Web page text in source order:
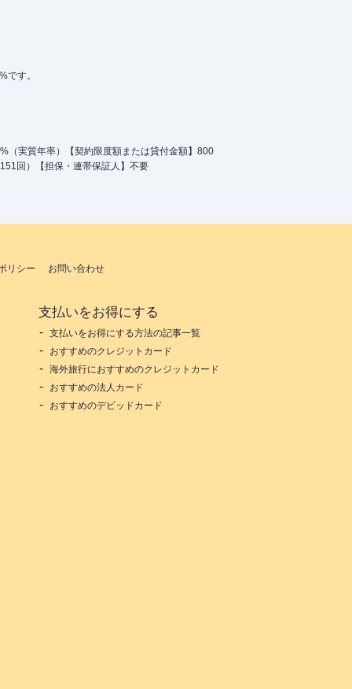
です。
（実質年率）【契約限度額または貸付金額】800
回）【担保・連帯保証人】不要
リシー お問い合わせ
支払いをお得にする
支払いをお得にする方法の記事一覧
おすすめのクレジットカード
海外旅行におすすめのクレジットカード
おすすめの法人カード
おすすめのデビッドカード